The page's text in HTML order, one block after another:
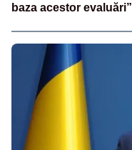
baza acestor evaluări”